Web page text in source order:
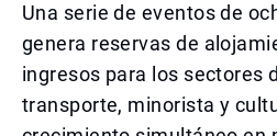
Una serie de eventos de
genera reservas de
ingresos para los sectores
transporte, minorista y